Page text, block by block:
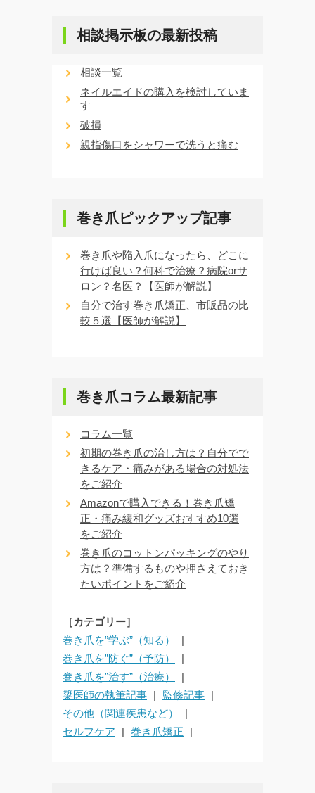
相談掲示板の最新投稿
相談一覧
ネイルエイドの購入を検討していま
す
破損
親指傷口をシャワーで洗うと痛む
巻き爪ピックアップ記事
巻き爪や陥入爪になったら、どこに
行けば良い？何科で治療？病院orサ
ロン？名医？【医師が解説】
自分で治す巻き爪矯正、市販品の比
較５選【医師が解説】
巻き爪コラム最新記事
コラム一覧
初期の巻き爪の治し方は？自分でで
きるケア・痛みがある場合の対処法
をご紹介
Amazonで購入できる！巻き爪矯
正・痛み緩和グッズおすすめ10選
をご紹介
巻き爪のコットンパッキングのやり
方は？準備するものや押さえておき
たいポイントをご紹介
［カテゴリー］
巻き爪を”学ぶ”（知る）
巻き爪を”防ぐ”（予防）
巻き爪を”治す”（治療）
簗医師の執筆記事
監修記事
その他（関連疾患など）
セルフケア
巻き爪矯正